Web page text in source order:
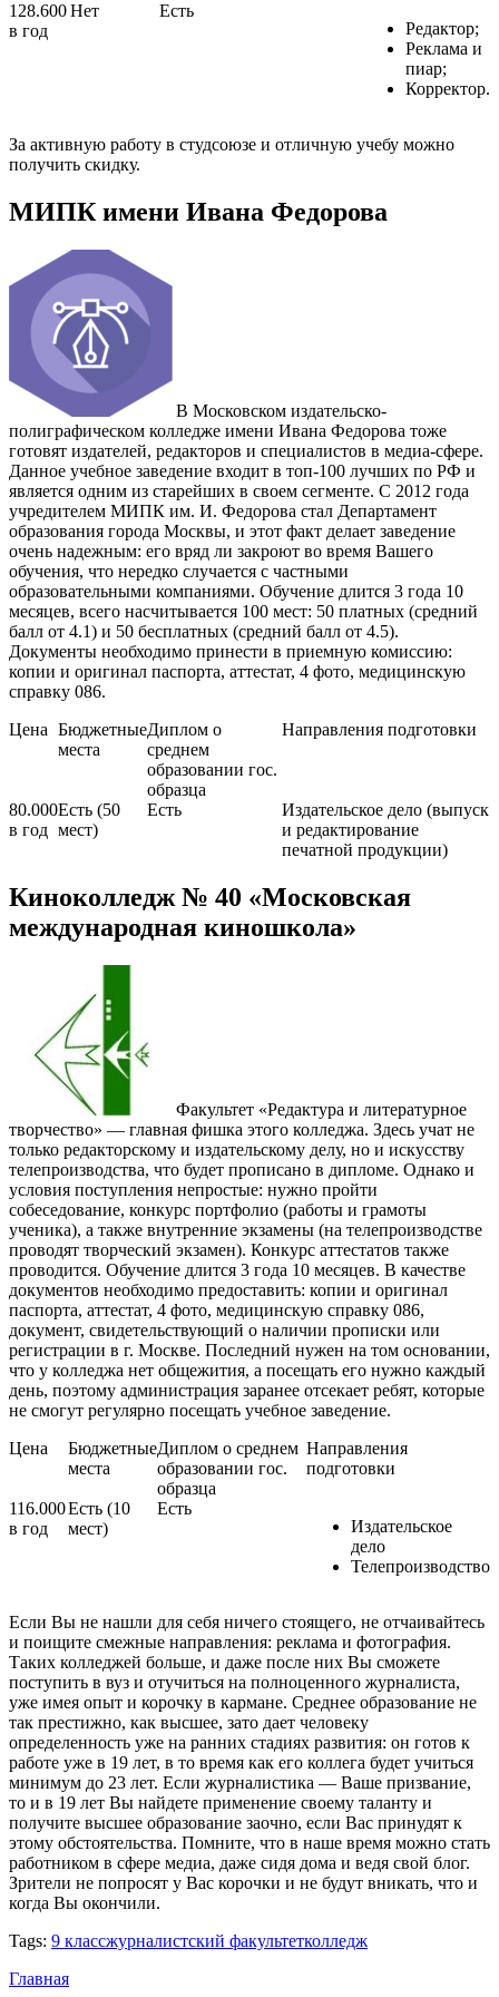
128.600
в год
Нет
Есть
Редактор;
Реклама и
пиар;
Корректор.
За активную работу в студсоюзе и отличную учебу можно
получить скидку.
МИПК имени Ивана Федорова
В Московском издательско-
полиграфическом колледже имени Ивана Федорова тоже
готовят издателей, редакторов и специалистов в медиа-сфере.
Данное учебное заведение входит в топ-100 лучших по РФ и
является одним из старейших в своем сегменте. С 2012 года
учредителем МИПК им. И. Федорова стал Департамент
образования города Москвы, и этот факт делает заведение
очень надежным: его вряд ли закроют во время Вашего
обучения, что нередко случается с частными
образовательными компаниями. Обучение длится 3 года 10
месяцев, всего насчитывается 100 мест: 50 платных (средний
балл от 4.1) и 50 бесплатных (средний балл от 4.5).
Документы необходимо принести в приемную комиссию:
копии и оригинал паспорта, аттестат, 4 фото, медицинскую
справку 086.
Цена Бюджетные
места
Диплом о
среднем
образовании гос.
образца
Направления подготовки
80.000
в год
Есть (50
мест)
Есть
Издательское дело (выпуск
и редактирование
печатной продукции)
Киноколледж № 40 «Московская
международная киношкола»
Факультет «Редактура и литературное
творчество» — главная фишка этого колледжа. Здесь учат не
только редакторскому и издательскому делу, но и искусству
телепроизводства, что будет прописано в дипломе. Однако и
условия поступления непростые: нужно пройти
собеседование, конкурс портфолио (работы и грамоты
ученика), а также внутренние экзамены (на телепроизводстве
проводят творческий экзамен). Конкурс аттестатов также
проводится. Обучение длится 3 года 10 месяцев. В качестве
документов необходимо предоставить: копии и оригинал
паспорта, аттестат, 4 фото, медицинскую справку 086,
документ, свидетельствующий о наличии прописки или
регистрации в г. Москве. Последний нужен на том основании,
что у колледжа нет общежития, а посещать его нужно каждый
день, поэтому администрация заранее отсекает ребят, которые
не смогут регулярно посещать учебное заведение.
Цена
Бюджетные
места
Диплом о среднем
образовании гос.
образца
Направления
подготовки
116.000
в год
Есть (10
мест)
Есть
Издательское
дело
Телепроизводство
Если Вы не нашли для себя ничего стоящего, не отчаивайтесь
и поищите смежные направления: реклама и фотография.
Таких колледжей больше, и даже после них Вы сможете
поступить в вуз и отучиться на полноценного журналиста,
уже имея опыт и корочку в кармане. Среднее образование не
так престижно, как высшее, зато дает человеку
определенность уже на ранних стадиях развития: он готов к
работе уже в 19 лет, в то время как его коллега будет учиться
минимум до 23 лет. Если журналистика — Ваше призвание,
то и в 19 лет Вы найдете применение своему таланту и
получите высшее образование заочно, если Вас принудят к
этому обстоятельства. Помните, что в наше время можно стать
работником в сфере медиа, даже сидя дома и ведя свой блог.
Зрители не попросят у Вас корочки и не будут вникать, что и
когда Вы окончили.
Tags: 9 классжурналистский факультетколледж
Главная